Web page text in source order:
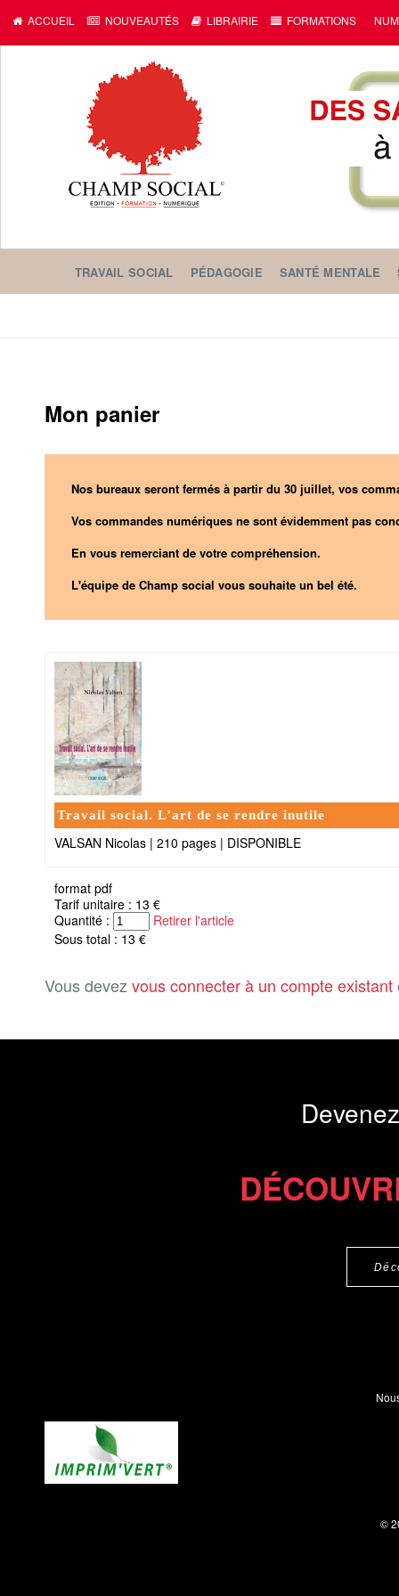
ACCUEIL NOUVEAUTÉS LIBRAIRIE FORMATIONS
TRAVAIL SOCIAL PÉDAGOGIE SANTÉ MENTALE
Mon panier
Nos bureaux seront fermés à partir du 30 juillet, vos
Vos commandes numériques ne sont évidemment pas
En vous remerciant de votre compréhension.
L'équipe de Champ social vous souhaite un bel été.
Travail social. L’art de se rendre inutile
VALSAN Nicolas | 210 pages | DISPONIBLE
format pdf
Tarif unitaire : 13 €
Quantité :
Retirer l'article
Sous total : 13 €
Vous devez vous connecter à un compte existant
©